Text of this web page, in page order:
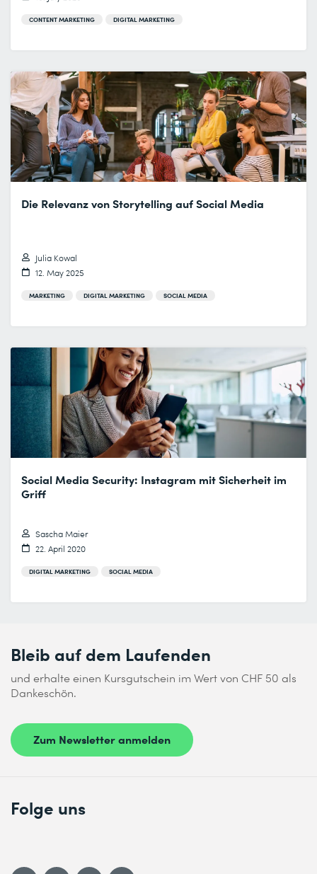
CONTENT MARKETING DIGITAL MARKETING
Die Relevanz von Storytelling auf Social Media
Julia Kowal
12. May 2025
MARKETING DIGITAL MARKETING SOCIAL MEDIA
Social Media Security: Instagram mit Sicherheit im
Griff
Sascha Maier
22. April 2020
DIGITAL MARKETING SOCIAL MEDIA
Bleib auf dem Laufenden
und erhalte einen Kursgutschein im Wert von CHF 50 als
Dankeschön.
Zum Newsletter anmelden
Folge uns